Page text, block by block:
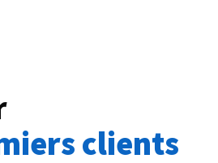
clients